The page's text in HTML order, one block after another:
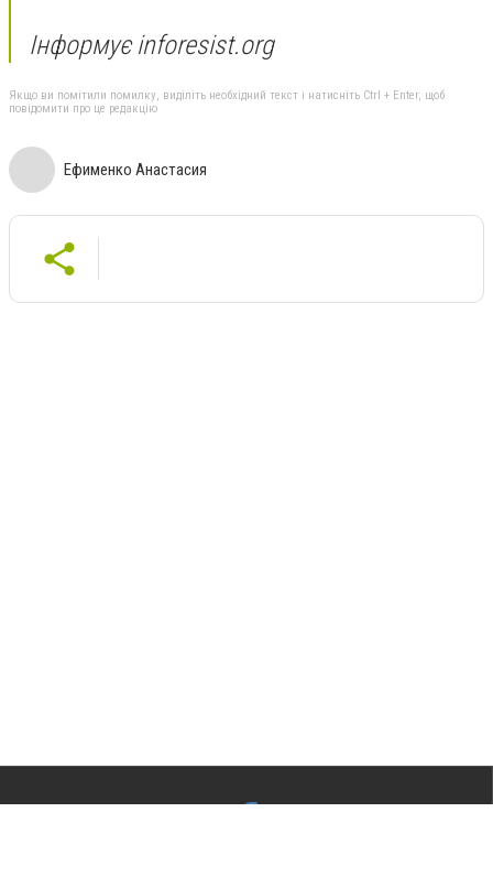
Інформує inforesist.org
Якщо ви помітили помилку, виділіть необхідний текст і натисніть Ctrl + Enter, щоб
повідомити про це редакцію
Ефименко Анастасия